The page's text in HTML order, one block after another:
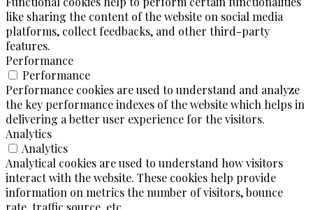
like sharing the content of the website on social media
platforms, collect feedbacks, and other third-party
features.
Performance
Performance
Performance cookies are used to understand and analyze
the key performance indexes of the website which helps in
delivering a better user experience for the visitors.
Analytics
Analytics
Analytical cookies are used to understand how visitors
interact with the website. These cookies help provide
information on metrics the number of visitors, bounce
rate, traffic source, etc.